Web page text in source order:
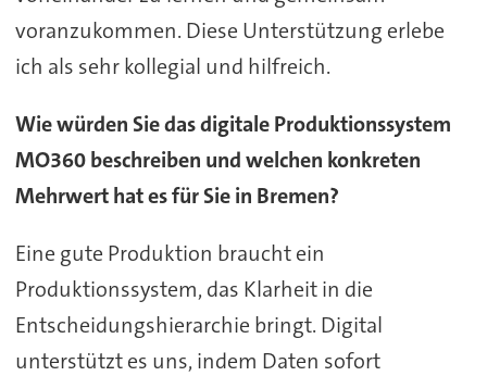
voranzukommen. Diese Unterstützung erlebe
ich als sehr kollegial und hilfreich.
Wie würden Sie das digitale Produktionssystem
MO360 beschreiben und welchen konkreten
Mehrwert hat es für Sie in Bremen?
Eine gute Produktion braucht ein
Produktionssystem, das Klarheit in die
Entscheidungshierarchie bringt. Digital
unterstützt es uns, indem Daten sofort